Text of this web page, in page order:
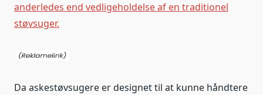
anderledes end vedligeholdelse af en traditionel
støvsuger.
Da askestøvsugere er designet til at kunne håndtere